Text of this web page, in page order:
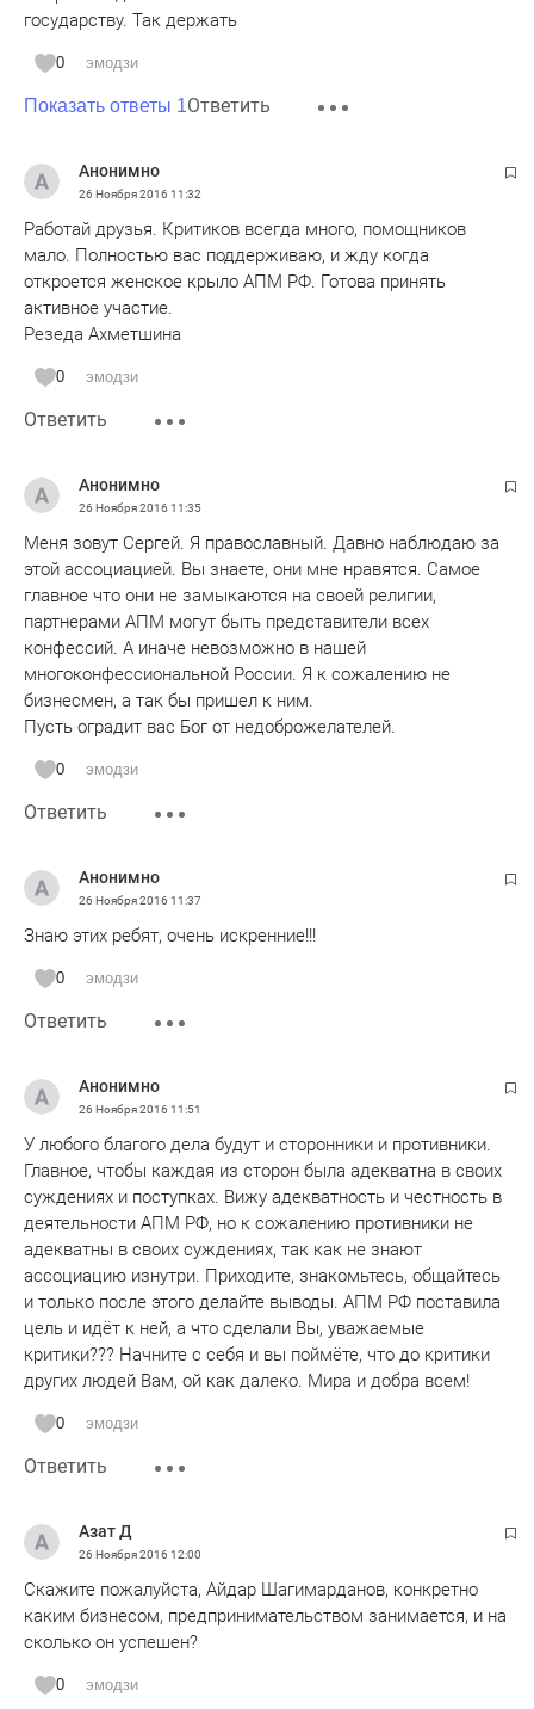
государству. Так держать
0 эмодзи
Показать ответы 1Ответить
Анонимно
26 Ноября 2016 11:32
Работай друзья. Критиков всегда много, помощников
мало. Полностью вас поддерживаю, и жду когда
откроется женское крыло АПМ РФ. Готова принять
активное участие.
Резеда Ахметшина
0 эмодзи
Ответить
Анонимно
26 Ноября 2016 11:35
Меня зовут Сергей. Я православный. Давно наблюдаю за
этой ассоциацией. Вы знаете, они мне нравятся. Самое
главное что они не замыкаются на своей религии,
партнерами АПМ могут быть представители всех
конфессий. А иначе невозможно в нашей
многоконфессиональной России. Я к сожалению не
бизнесмен, а так бы пришел к ним.
Пусть оградит вас Бог от недоброжелателей.
0 эмодзи
Ответить
Анонимно
26 Ноября 2016 11:37
Знаю этих ребят, очень искренние!!!
0 эмодзи
Ответить
Анонимно
26 Ноября 2016 11:51
У любого благого дела будут и сторонники и противники.
Главное, чтобы каждая из сторон была адекватна в своих
суждениях и поступках. Вижу адекватность и честность в
деятельности АПМ РФ, но к сожалению противники не
адекватны в своих суждениях, так как не знают
ассоциацию изнутри. Приходите, знакомьтесь, общайтесь
и только после этого делайте выводы. АПМ РФ поставила
цель и идёт к ней, а что сделали Вы, уважаемые
критики??? Начните с себя и вы поймёте, что до критики
других людей Вам, ой как далеко. Мира и добра всем!
0 эмодзи
Ответить
Азат Д
26 Ноября 2016 12:00
Скажите пожалуйста, Айдар Шагимарданов, конкретно
каким бизнесом, предпринимательством занимается, и на
сколько он успешен?
0 эмодзи